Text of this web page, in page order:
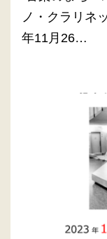
ノ・クラリネ
年11月26…